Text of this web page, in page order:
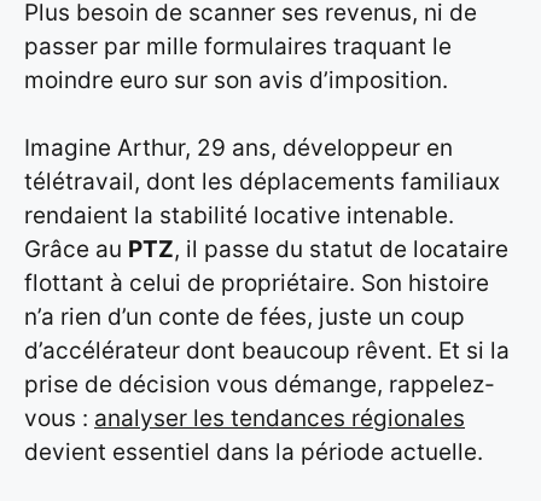
Plus besoin de scanner ses revenus, ni de
passer par mille formulaires traquant le
moindre euro sur son avis d’imposition.
Imagine Arthur, 29 ans, développeur en
télétravail, dont les déplacements familiaux
rendaient la stabilité locative intenable.
Grâce au PTZ, il passe du statut de locataire
flottant à celui de propriétaire. Son histoire
n’a rien d’un conte de fées, juste un coup
d’accélérateur dont beaucoup rêvent. Et si la
prise de décision vous démange, rappelez-
vous : analyser les tendances régionales
devient essentiel dans la période actuelle.